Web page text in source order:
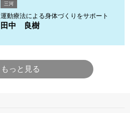
三河
運動療法による身体づくりをサポート
田中 良樹
もっと見る